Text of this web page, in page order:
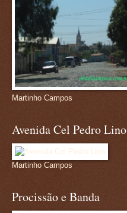
Martinho Campos
Avenida Cel Pedro Lino
Martinho Campos
Procissão e Banda